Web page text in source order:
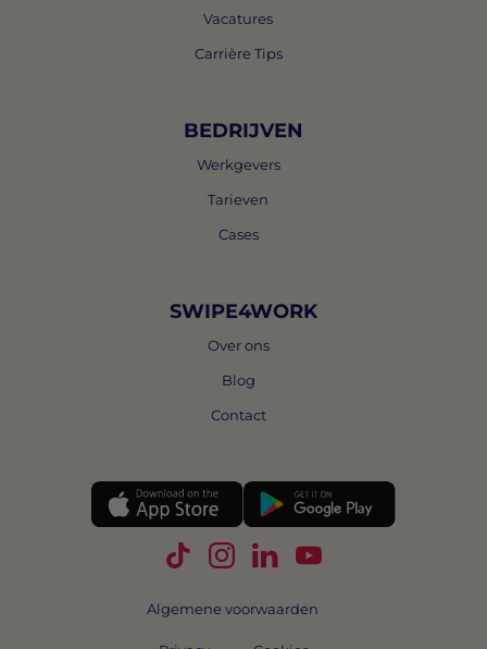
Vacatures
Carrière Tips
BEDRIJVEN
Werkgevers
Tarieven
Cases
SWIPE4WORK
Over ons
Blog
Contact
Volg Swipe4Work op TikTok
Volg Swipe4Work op
Volg Swipe4Work op
Volg Swipe4Work
Algemene voorwaarden